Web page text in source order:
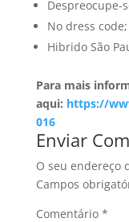
Despreocupe-
No dress code;
Hibrido São
Para mais
aqui: https://
016
Enviar
O seu endereço
Campos
Comentário *